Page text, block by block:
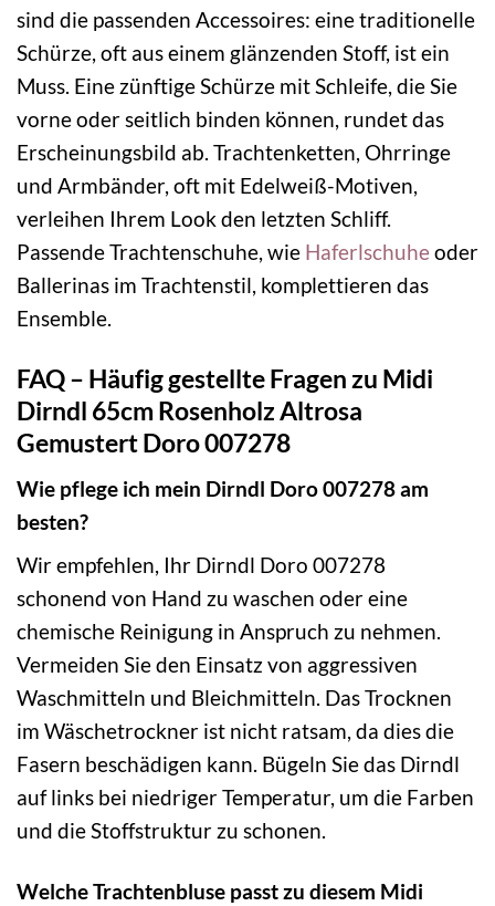
sind die passenden Accessoires: eine traditionelle
Schürze, oft aus einem glänzenden Stoff, ist ein
Muss. Eine zünftige Schürze mit Schleife, die Sie
vorne oder seitlich binden können, rundet das
Erscheinungsbild ab. Trachtenketten, Ohrringe
und Armbänder, oft mit Edelweiß-Motiven,
verleihen Ihrem Look den letzten Schliff.
Passende Trachtenschuhe, wie Haferlschuheoder
Ballerinas im Trachtenstil, komplettieren das
Ensemble.
FAQ – Häufig gestellte Fragen zu Midi
Dirndl 65cm Rosenholz Altrosa
Gemustert Doro 007278
Wie pflege ich mein Dirndl Doro 007278 am
besten?
Wir empfehlen, Ihr Dirndl Doro 007278
schonend von Hand zu waschen oder eine
chemische Reinigung in Anspruch zu nehmen.
Vermeiden Sie den Einsatz von aggressiven
Waschmitteln und Bleichmitteln. Das Trocknen
im Wäschetrockner ist nicht ratsam, da dies die
Fasern beschädigen kann. Bügeln Sie das Dirndl
auf links bei niedriger Temperatur, um die Farben
und die Stoffstruktur zu schonen.
Welche Trachtenbluse passt zu diesem Midi